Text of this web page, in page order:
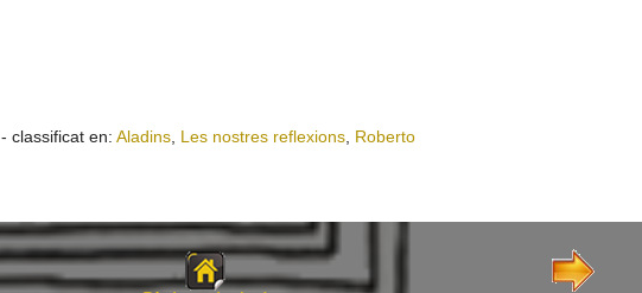
- classificat en: Aladins, Les nostres reflexions, Roberto